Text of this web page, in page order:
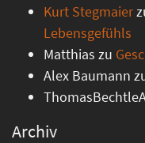
Kurt Stegmaier
Lebensgefühls
Matthias zu
Alex Baumann
Archiv